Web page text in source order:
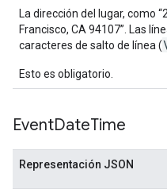
La dirección del lugar, como
Francisco, CA 94107”. Las
caracteres de salto de línea (
Esto es obligatorio.
EventDateTime
Representación JSON